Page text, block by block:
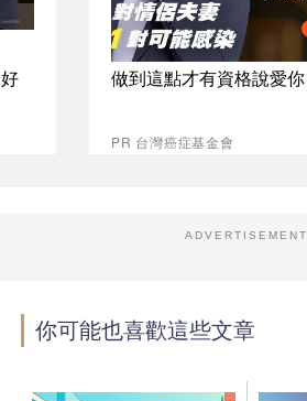
做到這點才有資格說愛你
PR 台灣癌症基金會
ADVERTISEMENT
你可能也喜歡這些文章